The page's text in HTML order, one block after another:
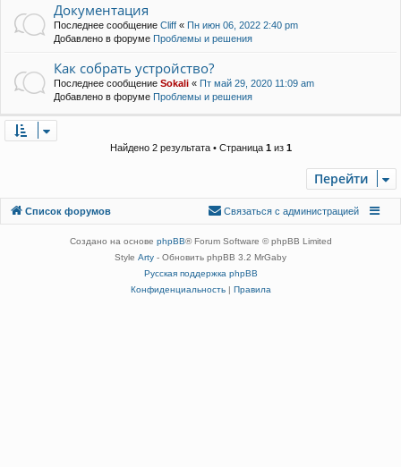
Документация
Последнее сообщение Cliff « Пн июн 06, 2022 2:40 pm
Добавлено в форуме Проблемы и решения
Как собрать устройство?
Последнее сообщение Sokali « Пт май 29, 2020 11:09 am
Добавлено в форуме Проблемы и решения
Найдено 2 результата • Страница 1из 1
Перейти
Список форумов
Связаться с
Связаться с администрацией
Создано на основе phpBB® Forum Software © phpBB Limited
Style Arty - Обновить phpBB 3.2 MrGaby
Русская поддержка phpBB
Конфиденциальность| Правила